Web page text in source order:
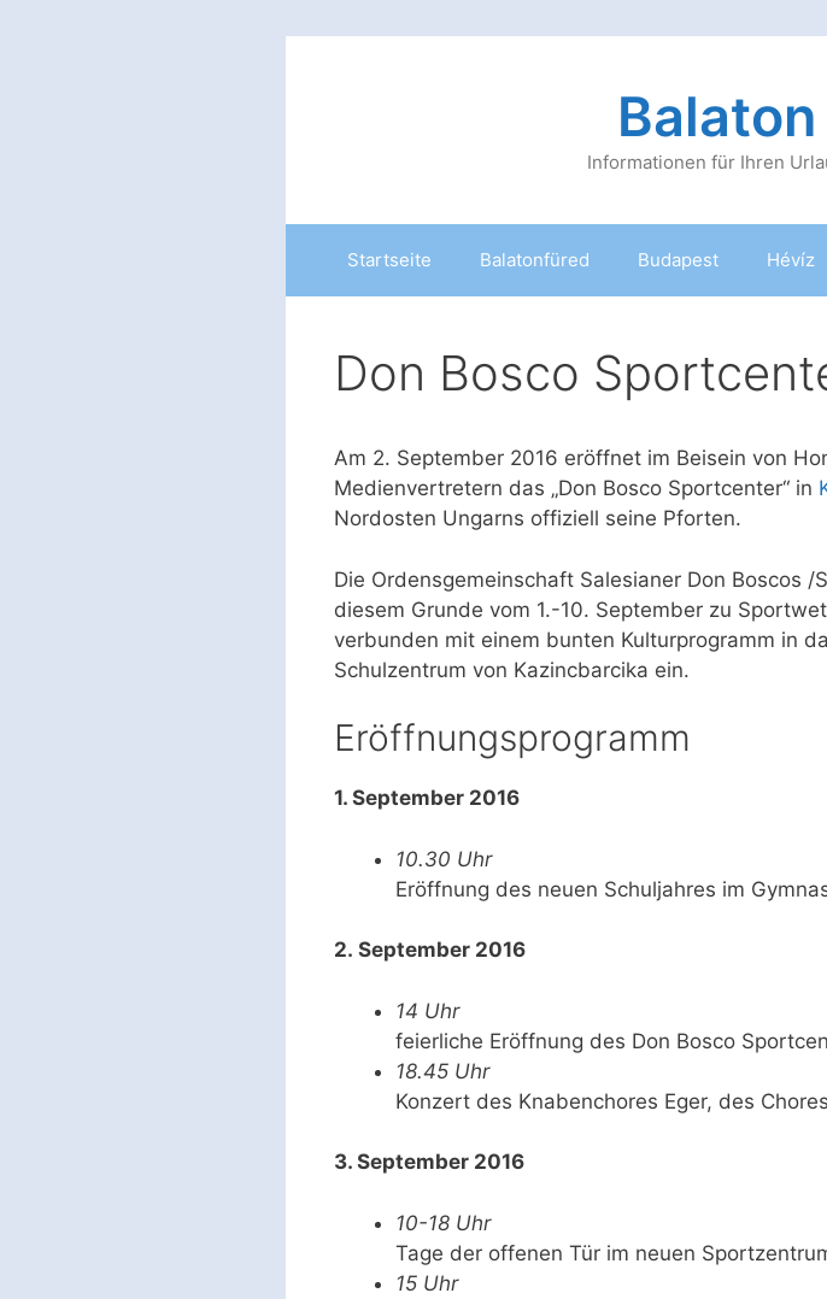
Informationen für Ihren
Startseite Balatonfüred Budapest Hévíz
Don Bosco
Am 2. September 2016 eröffnet im Beisein von
Medienvertretern das „Don Bosco Sportcenter“ in
Nordosten Ungarns offiziell seine Pforten.
Die Ordensgemeinschaft Salesianer Don Boscos /
diesem Grunde vom 1.-10. September zu
verbunden mit einem bunten Kulturprogramm in
Schulzentrum von Kazincbarcika ein.
Eröffnungsprogramm
1. September 2016
10.30 Uhr
Eröffnung des neuen Schuljahres im
2. September 2016
14 Uhr
feierliche Eröffnung des Don Bosco
18.45 Uhr
Konzert des Knabenchores Eger, des
3. September 2016
10-18 Uhr
Tage der offenen Tür im neuen
15 Uhr